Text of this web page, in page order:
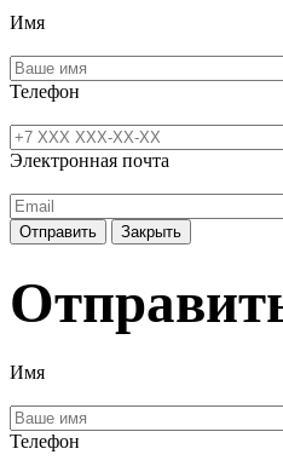
Имя
Телефон
Электронная почта
Отправить Закрыть
Имя
Телефон